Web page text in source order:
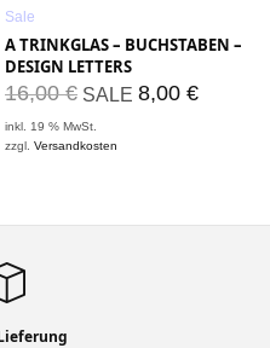
Sale
A TRINKGLAS – BUCHSTABEN –
DESIGN LETTERS
16,00€ SALE 8,00 €
inkl. 19 % MwSt.
zzgl.Versandkosten